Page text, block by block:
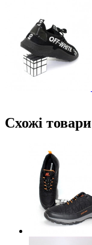
Схожі товари